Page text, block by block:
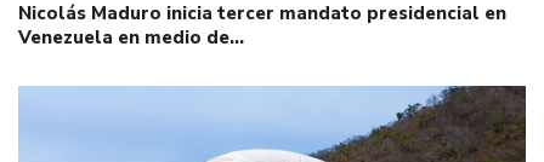
Nicolás Maduro inicia tercer mandato presidencial en
Venezuela en medio de…